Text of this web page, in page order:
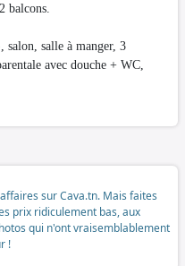
balcons.
salon, salle à manger, 3
avec douche + WC,
sur Cava.tn. Mais faites
prix ridiculement bas, aux
qui n'ont vraisemblablement
!